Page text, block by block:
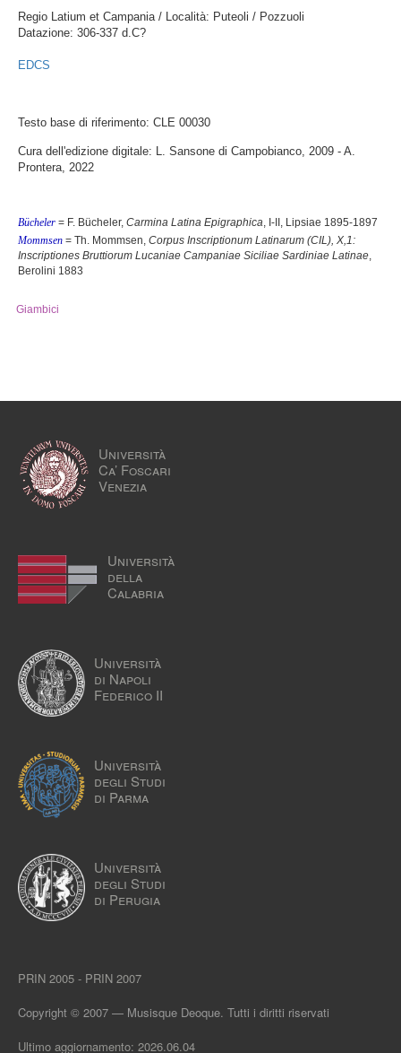
Regio Latium et Campania / Località: Puteoli / Pozzuoli
Datazione: 306-337 d.C?
EDCS
Testo base di riferimento: CLE 00030
Cura dell'edizione digitale: L. Sansone di Campobianco, 2009 - A.
Prontera, 2022
Bücheler = F. Bücheler, Carmina Latina Epigraphica, I-II, Lipsiae 1895-1897
Mommsen = Th. Mommsen, Corpus Inscriptionum Latinarum (CIL), X,1:
Inscriptiones Bruttiorum Lucaniae Campaniae Siciliae Sardiniae Latinae,
Berolini 1883
Giambici
Università
Ca’ Foscari
Venezia
Università
della
Calabria
Università
di Napoli
Federico II
Università
degli Studi
di Parma
Università
degli Studi
di Perugia
PRIN 2005 - PRIN 2007
Copyright © 2007 — Musisque Deoque. Tutti i diritti riservati
Ultimo aggiornamento: 2026.06.04